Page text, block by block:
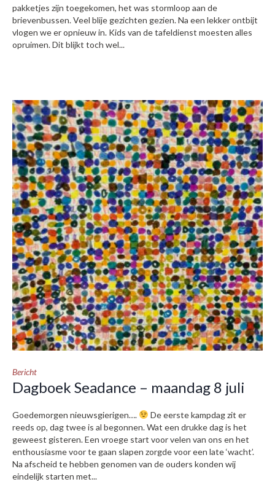
pakketjes zijn toegekomen, het was stormloop aan de
brievenbussen. Veel blije gezichten gezien. Na een lekker ontbijt
vlogen we er opnieuw in. Kids van de tafeldienst moesten alles
opruimen. Dit blijkt toch wel...
Bericht
Dagboek Seadance – maandag 8 juli
Goedemorgen nieuwsgierigen….
De eerste kampdag zit er
reeds op, dag twee is al begonnen. Wat een drukke dag is het
geweest gisteren. Een vroege start voor velen van ons en het
enthousiasme voor te gaan slapen zorgde voor een late ‘wacht’.
Na afscheid te hebben genomen van de ouders konden wij
eindelijk starten met...